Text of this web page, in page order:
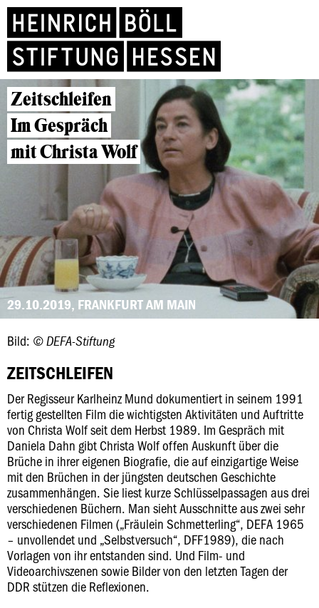
Zeitschleifen
Im Gespräch
mit Christa Wolf
29.10.2019, FRANKFURT AM MAIN
Bild: © DEFA-Stiftung
ZEITSCHLEIFEN
Der Regisseur Karlheinz Mund dokumentiert in seinem 1991
fertig gestellten Film die wichtigsten Aktivitäten und Auftritte
von Christa Wolf seit dem Herbst 1989. Im Gespräch mit
Daniela Dahn gibt Christa Wolf offen Auskunft über die
Brüche in ihrer eigenen Biografie, die auf einzigartige Weise
mit den Brüchen in der jüngsten deutschen Geschichte
zusammenhängen. Sie liest kurze Schlüsselpassagen aus drei
verschiedenen Büchern. Man sieht Ausschnitte aus zwei sehr
verschiedenen Filmen („Fräulein Schmetterling“, DEFA 1965
– unvollendet und „Selbstversuch“, DFF1989), die nach
Vorlagen von ihr entstanden sind. Und Film- und
Videoarchivszenen sowie Bilder von den letzten Tagen der
DDR stützen die Reflexionen.